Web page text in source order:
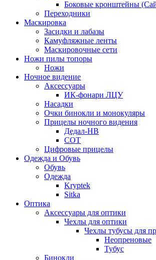
Боковые кронштейны
Переходники
Маскировка
Засидки и лабазы
Камуфляжные ленты
Маскировочные сети
Ножи пилы топоры
Ножи
Ночное видение
Аксессуары
ИК-фонари ЛЦУ
Насадки
Очки бинокли и монокуляры
Прицелы ночного видения
Дедал-НВ
СОТ
Цифровые прицелы
Одежда и Обувь
Обувь
Одежда
Kryptek
Sitka
Оптика
Аксессуары для оптики
Чехлы для оптики
Чехлы тубусы для
Неопреновые
Тубус
Бинокли